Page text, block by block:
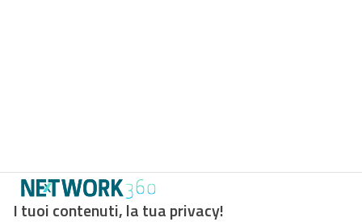
I tuoi contenuti, la tua privacy!